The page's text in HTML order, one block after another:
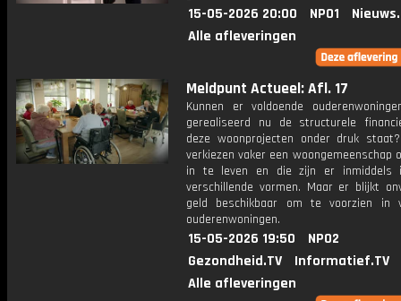
15-05-2026 20:00 NPO1
Alle afleveringen
Meldpunt Actueel: Afl. 17
Kunnen er voldoende
gerealiseerd nu de structurele
deze woonprojecten onder druk
verkiezen vaker een woongemeenschap
in te leven en die zijn er inmiddels
verschillende vormen. Maar er blijkt
geld beschikbaar om te voorzien in
ouderenwoningen.
15-05-2026 19:50
NPO2
Gezondheid.TV
Informatief.TV
Alle afleveringen